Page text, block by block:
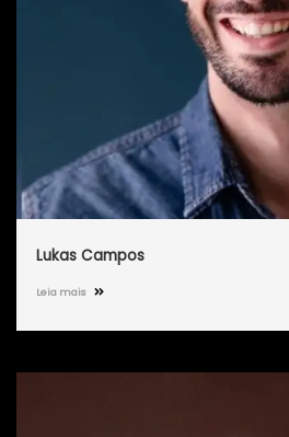
Lukas Campos
Leia mais